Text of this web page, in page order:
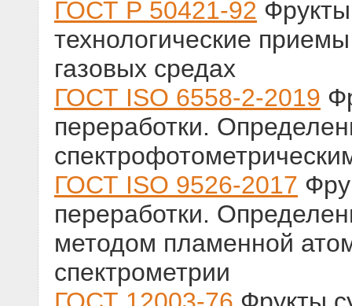
ГОСТ Р 50421-92
технологические
газовых средах
ГОСТ ISO 6558-2-2019
переработки.
ГОСТ ISO 9526-2017
переработки.
методом пламенной
спектрометрии